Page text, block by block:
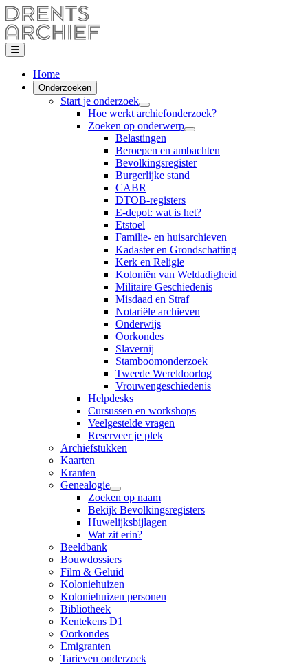
Home
Onderzoeken
Start je onderzoek
Hoe werkt archiefonderzoek?
Zoeken op onderwerp
Belastingen
Beroepen en ambachten
Bevolkingsregister
Burgerlijke stand
CABR
DTOB-registers
E-depot: wat is het?
Etstoel
Familie- en huisarchieven
Kadaster en Grondschatting
Kerk en Religie
Koloniën van Weldadigheid
Militaire Geschiedenis
Misdaad en Straf
Notariële archieven
Onderwijs
Oorkondes
Slavernij
Stamboomonderzoek
Tweede Wereldoorlog
Vrouwengeschiedenis
Helpdesks
Cursussen en workshops
Veelgestelde vragen
Reserveer je plek
Archiefstukken
Kaarten
Kranten
Genealogie
Zoeken op naam
Bekijk Bevolkingsregisters
Huwelijksbijlagen
Wat zit erin?
Beeldbank
Bouwdossiers
Film & Geluid
Koloniehuizen
Koloniehuizen personen
Bibliotheek
Kentekens D1
Oorkondes
Emigranten
Tarieven onderzoek